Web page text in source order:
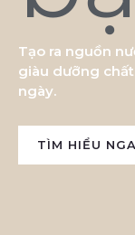
Tạo ra nguồn
giàu dưỡng
ngày.
TÌM HIỂU